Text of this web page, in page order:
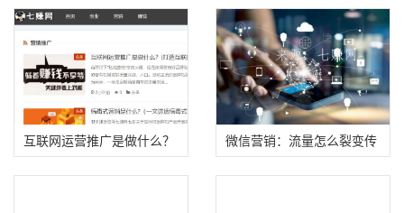
域流量的矩阵打法
互联网运营推广是做什么？
(打造互联网营销矩阵)
微信营销：流量怎么裂变传
播？